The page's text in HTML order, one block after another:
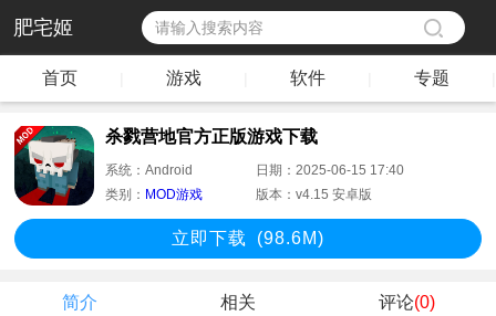
肥宅姬
首页 游戏 软件 专题
杀戮营地官方正版游戏下载
系统：Android 日期：2025-06-15 17:40
类别： MOD游戏 版本：v4.15 安卓版
立即下载 (98.6M)
简介 相关 评论(0)